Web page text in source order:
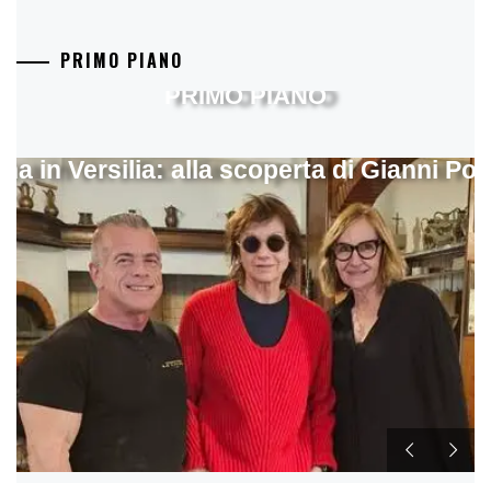
PRIMO PIANO
in Versilia: alla scoperta di Gianni
PRIMO PIANO